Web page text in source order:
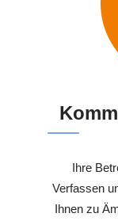
Ihre
Verfassen
Ihnen zu